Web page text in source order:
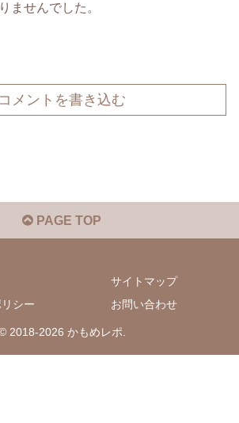
ませんでした。
コメントを書き込む
PAGE TOP
サイトマップ
シー
お問い合わせ
2018-2026 かもめレポ.